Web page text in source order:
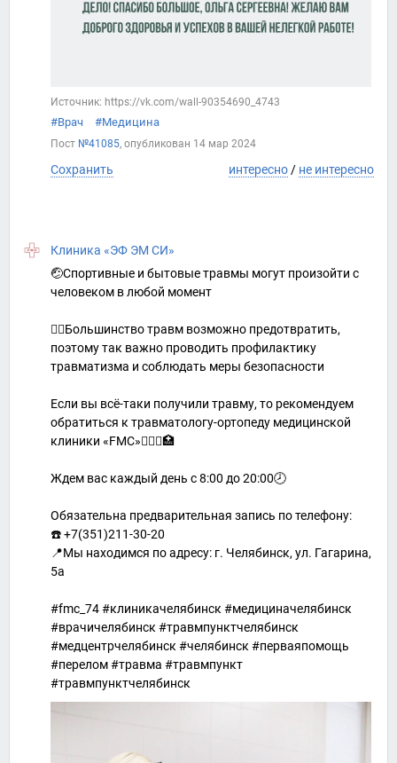
Источник: https://vk.com/wall-90354690_4743
#Врач #Медицина
Пост №41085, опубликован 14 мар 2024
Сохранить интересно / не интересно
Клиника «ЭФ ЭМ СИ»
🤕Спортивные и бытовые травмы могут произойти с
человеком в любой момент
☝🏻Большинство травм возможно предотвратить,
поэтому так важно проводить профилактику
травматизма и соблюдать меры безопасности
Если вы всё-таки получили травму, то рекомендуем
обратиться к травматологу-ортопеду медицинской
клиники «FMC»👨🏼‍⚕️🏥
Ждем вас каждый день с 8:00 до 20:00🕗
Обязательна предварительная запись по телефону:
☎️ +7(351)211-30-20
📍Мы находимся по адресу: г. Челябинск, ул. Гагарина,
5а
#fmc_74 #клиникачелябинск #медициначелябинск
#врачичелябинск #травмпунктчелябинск
#медцентрчелябинск #челябинск #перваяпомощь
#перелом #травма #травмпункт
#травмпунктчелябинск